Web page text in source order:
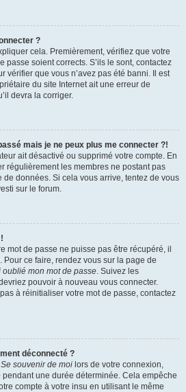
?
cela. Premièrement, vérifiez que votre
passe soient corrects. S’ils le sont, contactez
vérifier que vous n’avez pas été banni. Il est
du site Internet ait une erreur de
devra la corriger.
mais je ne peux plus me connecter ?!
ait désactivé ou supprimé votre compte. En
régulièrement les membres ne postant pas
données. Si cela vous arrive, tentez de vous
sur le forum.
mot de passe ne puisse pas être récupéré, il
ce faire, rendez vous sur la page de
oublié mon mot de passe. Suivez les
pouvoir à nouveau vous connecter.
à réinitialiser votre mot de passe, contactez
déconnecté ?
Se souvenir de moi lors de votre connexion,
une durée déterminée. Cela empêche
compte à votre insu en utilisant le même